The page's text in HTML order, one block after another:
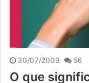
30/07/2009 56
O que